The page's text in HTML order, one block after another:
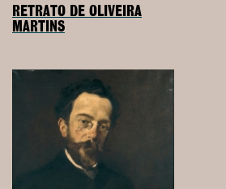
RETRATO DE OLIVEIRA
MARTINS